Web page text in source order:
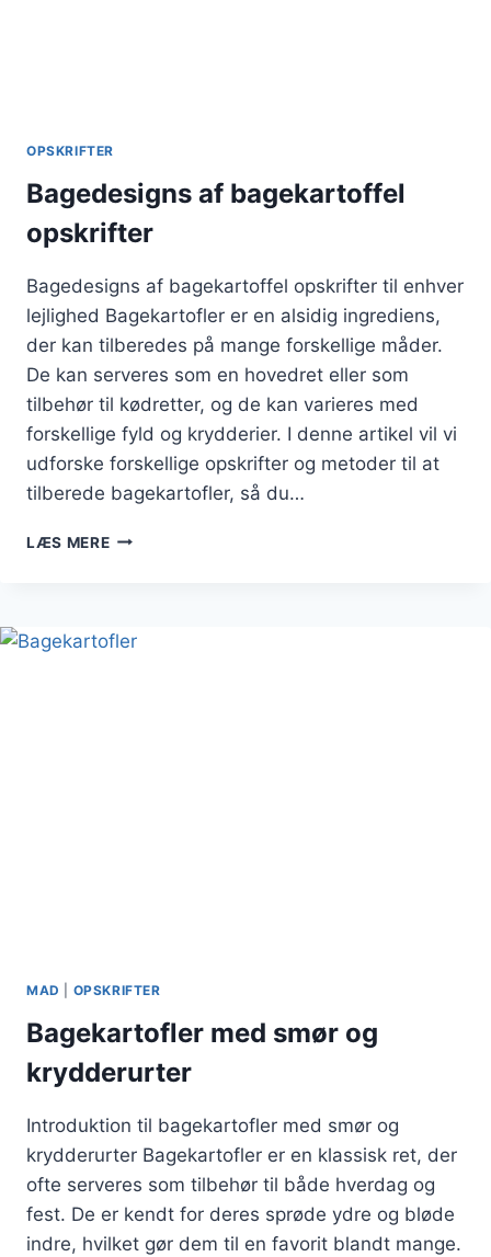
OPSKRIFTER
Bagedesigns af bagekartoffel
opskrifter
Bagedesigns af bagekartoffel opskrifter til enhver
lejlighed Bagekartofler er en alsidig ingrediens,
der kan tilberedes på mange forskellige måder.
De kan serveres som en hovedret eller som
tilbehør til kødretter, og de kan varieres med
forskellige fyld og krydderier. I denne artikel vil vi
udforske forskellige opskrifter og metoder til at
tilberede bagekartofler, så du…
LÆS MEREBAGEDESIGNS
MAD OPSKRIFTER
Bagekartofler med smør og
krydderurter
Introduktion til bagekartofler med smør og
krydderurter Bagekartofler er en klassisk ret, der
ofte serveres som tilbehør til både hverdag og
fest. De er kendt for deres sprøde ydre og bløde
indre, hvilket gør dem til en favorit blandt mange.